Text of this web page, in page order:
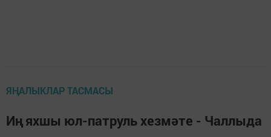
ЯҢАЛЫКЛАР ТАСМАСЫ
Иң яхшы юл-патруль хезмәте - Чаллыда